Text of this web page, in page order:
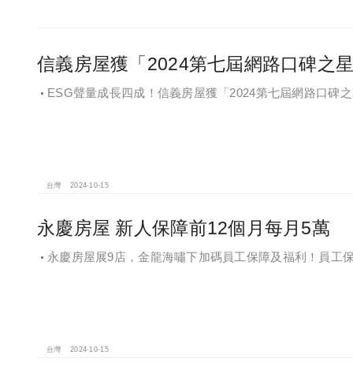
信義房屋獲「2024第七屆網路口碑之
ESG聲量成長四成！信義房屋獲「2024第七屆網路口碑
台灣 2024-10-15
永慶房屋 新人保障前12個月每月5萬
永慶房屋展9店，金龍海嘯下加碼員工保障及福利！員工
台灣 2024-10-15